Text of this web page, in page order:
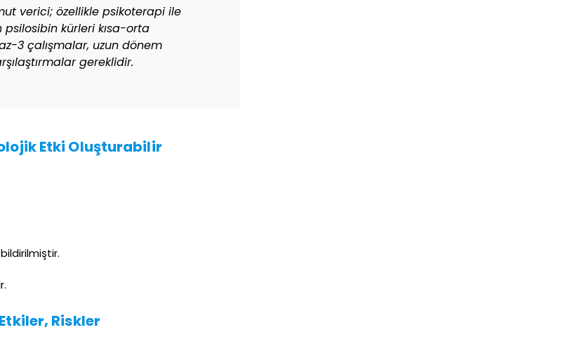
verici; özellikle psikoterapi ile
kürleri kısa-orta
3 çalışmalar, uzun dönem
gereklidir.
Etki Oluşturabilir
Riskler